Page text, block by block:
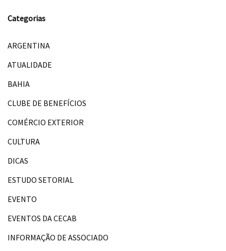
Categorias
ARGENTINA
ATUALIDADE
BAHIA
CLUBE DE BENEFÍCIOS
COMÉRCIO EXTERIOR
CULTURA
DICAS
ESTUDO SETORIAL
EVENTO
EVENTOS DA CECAB
INFORMAÇÃO DE ASSOCIADO